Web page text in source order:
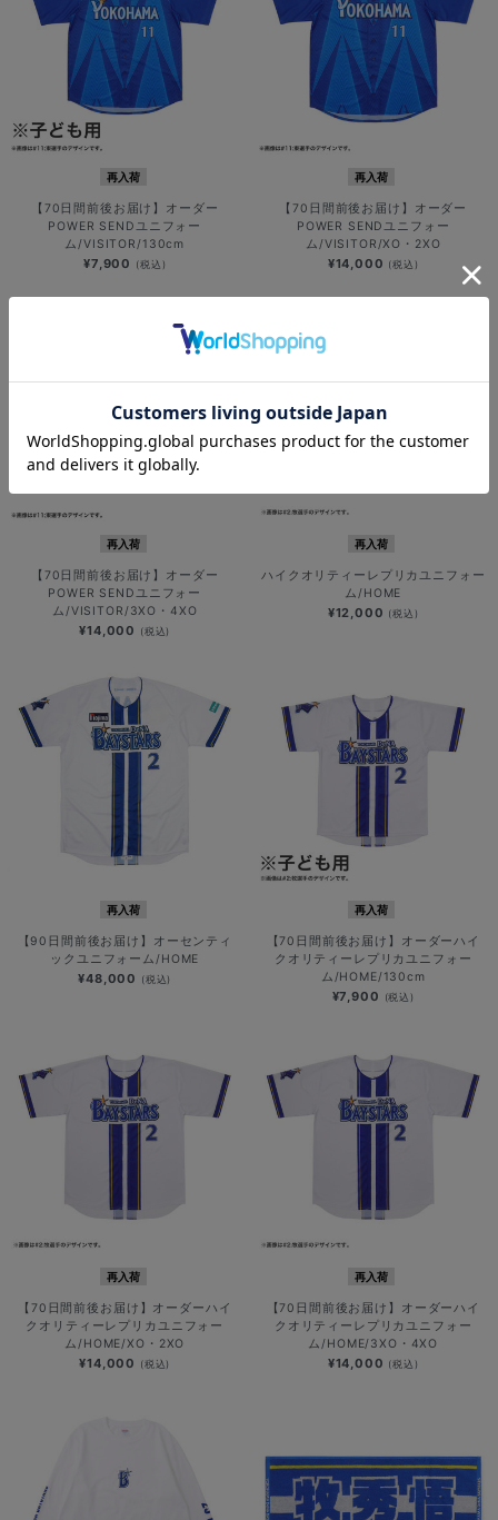
再入荷
【70日間前後お届け】オーダー
POWER SENDユニフォー
ム/VISITOR/130cm
¥7,900 (税込)
再入荷
【70日間前後お届け】オーダー
POWER SENDユニフォー
ム/VISITOR/XO・2XO
¥14,000 (税込)
再入荷
【70日間前後お届け】オーダー
POWER SENDユニフォー
ム/VISITOR/3XO・4XO
¥14,000 (税込)
再入荷
ハイクオリティーレプリカユニフォー
ム/HOME
¥12,000 (税込)
再入荷
【90日間前後お届け】オーセンティ
ックユニフォーム/HOME
¥48,000 (税込)
再入荷
【70日間前後お届け】オーダーハイ
クオリティーレプリカユニフォー
ム/HOME/130cm
¥7,900 (税込)
再入荷
【70日間前後お届け】オーダーハイ
クオリティーレプリカユニフォー
ム/HOME/XO・2XO
¥14,000 (税込)
再入荷
【70日間前後お届け】オーダーハイ
クオリティーレプリカユニフォー
ム/HOME/3XO・4XO
¥14,000 (税込)